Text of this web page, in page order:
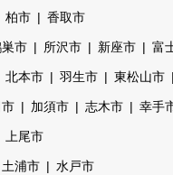
柏市 香取市
市 所沢市 新座市 富
北本市 羽生市 東松山市
市 加須市 志木市 幸手
上尾市
土浦市 水戸市